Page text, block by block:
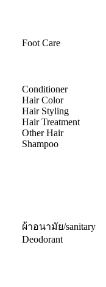
Foot Care
Conditioner
Hair Color
Hair Styling
Hair Treatment
Other Hair
Shampoo
ผ้าอนามัย/sanitary
Deodorant